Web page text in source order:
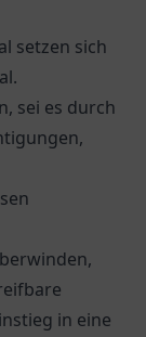
setzen sich
sei es durch
in eine